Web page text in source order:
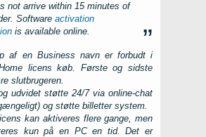
not arrive within 15 minutes of
. Software activation
is available online.
af en Business navn er forbudt i
licens køb. Første og sidste
slutbrugeren.
udvidet støtte 24/7 via online-chat
og støtte billetter system.
kan aktiveres flere gange, men
kun på en PCen tid. Det er